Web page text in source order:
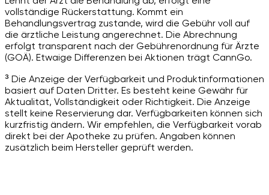
vollständige Rückerstattung. Kommt ein
Behandlungsvertrag zustande, wird die Gebühr voll auf
die ärztliche Leistung angerechnet. Die Abrechnung
erfolgt transparent nach der Gebührenordnung für Ärzte
(GOÄ). Etwaige Differenzen bei Aktionen trägt CannGo.
³ Die Anzeige der Verfügbarkeit und Produktinformationen
basiert auf Daten Dritter. Es besteht keine Gewähr für
Aktualität, Vollständigkeit oder Richtigkeit. Die Anzeige
stellt keine Reservierung dar. Verfügbarkeiten können sich
kurzfristig ändern. Wir empfehlen, die Verfügbarkeit vorab
direkt bei der Apotheke zu prüfen. Angaben können
zusätzlich beim Hersteller geprüft werden.